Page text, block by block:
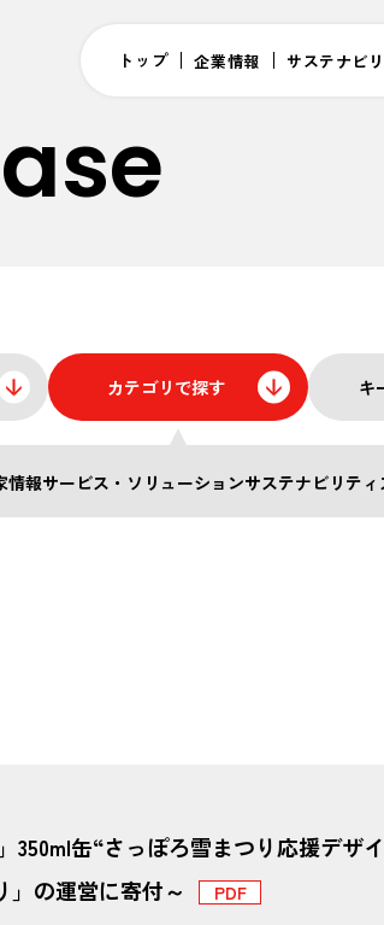
トップ 企業情報 サステナビ
カテゴリで探す
情報サービス・ソリューションサステナビリティ
キ
350ml缶“さっぽろ雪まつり応援デザ
」の運営に寄付～